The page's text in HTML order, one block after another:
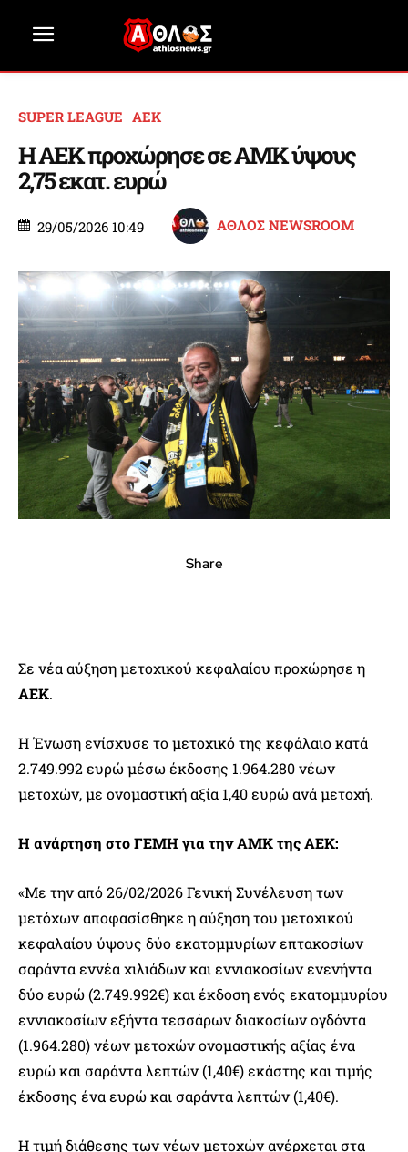
SUPER LEAGUE ΑΕΚ
Η ΑΕΚ προχώρησε σε ΑΜΚ ύψους
2,75 εκατ. ευρώ
29/05/2026 10:49 ΑΘΛΟΣ NEWSROOM
Share
Σε νέα αύξηση μετοχικού κεφαλαίου προχώρησε η
ΑΕΚ.
Η Ένωση ενίσχυσε το μετοχικό της κεφάλαιο κατά
2.749.992 ευρώ μέσω έκδοσης 1.964.280 νέων
μετοχών, με ονομαστική αξία 1,40 ευρώ ανά μετοχή.
Η ανάρτηση στο ΓΕΜΗ για την ΑΜΚ της ΑΕΚ:
«Με την από 26/02/2026 Γενική Συνέλευση των
μετόχων αποφασίσθηκε η αύξηση του μετοχικού
κεφαλαίου ύψους δύο εκατομμυρίων επτακοσίων
σαράντα εννέα χιλιάδων και εννιακοσίων ενενήντα
δύο ευρώ (2.749.992€) και έκδοση ενός εκατομμυρίου
εννιακοσίων εξήντα τεσσάρων διακοσίων ογδόντα
(1.964.280) νέων μετοχών ονομαστικής αξίας ένα
ευρώ και σαράντα λεπτών (1,40€) εκάστης και τιμής
έκδοσης ένα ευρώ και σαράντα λεπτών (1,40€).
Η τιμή διάθεσης των νέων μετοχών ανέρχεται στα